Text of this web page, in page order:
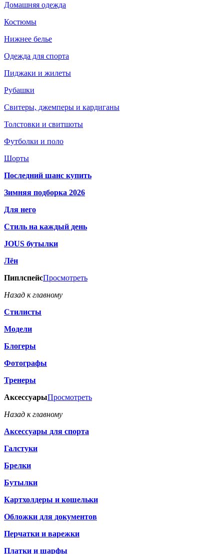
Домашняя одежда
Костюмы
Нижнее белье
Одежда для спорта
Пиджаки и жилеты
Рубашки
Свитеры, джемперы и кардиганы
Толстовки и свитшоты
Футболки и поло
Шорты
Последний шанс купить
Зимняя подборка 2026
Для него
Стиль на каждый день
JOUS бутылки
Лён
ПиплспейсПросмотреть
Назад к главному
Стилисты
Модели
Блогеры
Фотографы
Тренеры
АксессуарыПросмотреть
Назад к главному
Аксессуары для спорта
Галстуки
Брелки
Бутылки
Картхолдеры и кошельки
Обложки для документов
Перчатки и варежки
Платки и шарфы